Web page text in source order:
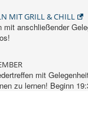
MIT GRILL & CHILL
mit anschließender
mit
zu lernen! Beginn